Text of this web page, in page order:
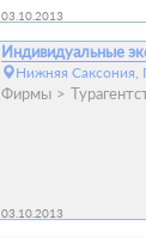
03.10.2013
Индивидуальные
Нижняя Саксония,
Фирмы
03.10.2013